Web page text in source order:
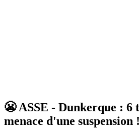
😬 ASSE - Dunkerque : 6
menace d'une suspension !